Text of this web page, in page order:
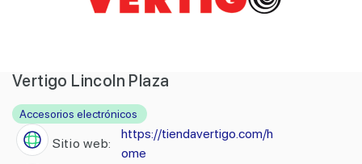
Vertigo Lincoln Plaza
Accesorios electrónicos
Sitio web:
https://tiendavertigo.com/h
ome